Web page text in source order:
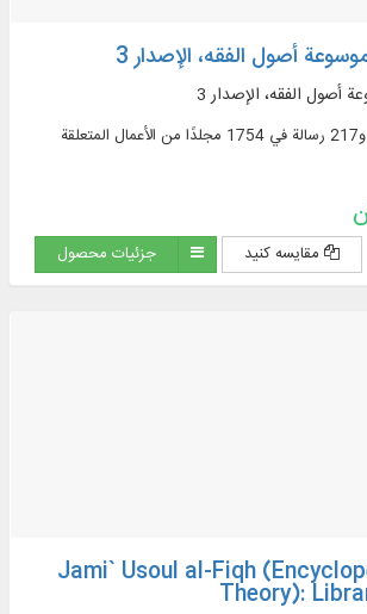
أصول الفقه، الإصدار 3
أصول الفقه، الإصدار 3
نص 888 عنوان كتاب و217 رسالة في 1754 مجلدًا من الأعمال المتعلقة
مقایسه کنید جزئیات محصول
Jami` Usoul al-Fiqh
Theory):